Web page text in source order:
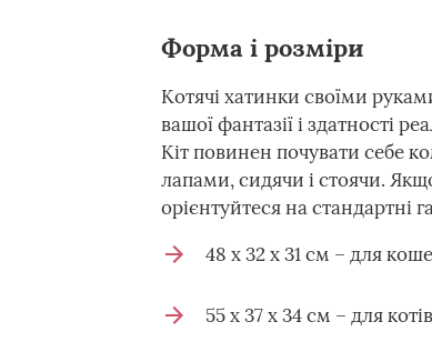
Форма і розміри
Котячі хатинки своїми
вашої фантазії і здатності
Кіт повинен почувати себе
лапами, сидячи і стоячи.
орієнтуйтеся на стандартні
48 х 32 х 31 см – для
55 х 37 х 34 см – для